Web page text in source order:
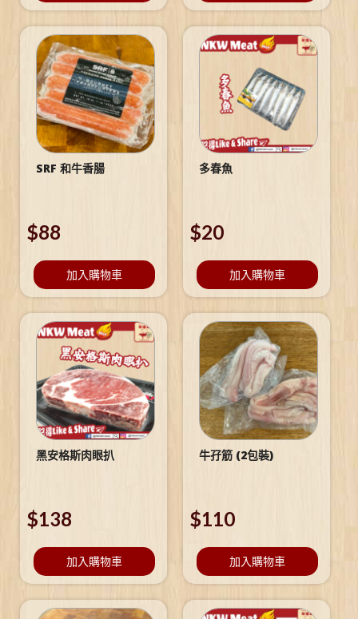
SRF 和牛香腸
$88
加入購物車
多春魚
$20
加入購物車
黑安格斯肉眼扒
$138
加入購物車
牛孖筋 (2包裝)
$110
加入購物車